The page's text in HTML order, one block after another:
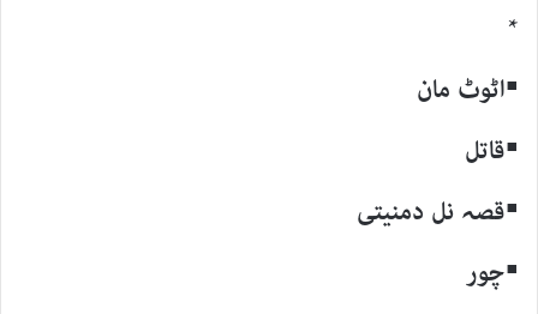
*
▪اٹوٹ مان
▪قاتل
▪قصہ نل دمنیتی
▪چور